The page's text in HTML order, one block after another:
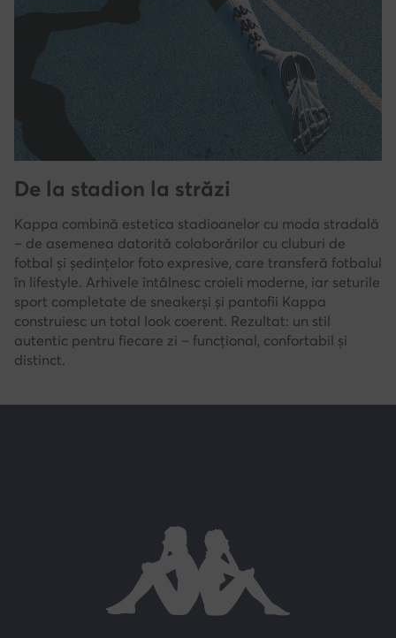
De la stadion la străzi
Kappa combină estetica stadioanelor cu moda stradală
– de asemenea datorită colaborărilor cu cluburi de
fotbal și ședințelor foto expresive, care transferă fotbalul
în lifestyle. Arhivele întâlnesc croieli moderne, iar seturile
sport completate de sneakerși și pantofii Kappa
construiesc un total look coerent. Rezultat: un stil
autentic pentru fiecare zi – funcțional, confortabil și
distinct.